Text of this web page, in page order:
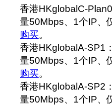
香港HKglobalC-
量50Mbps、1个IP、
购买。
香港HKglobalA-SP1
量50Mbps、1个IP、
购买。
香港HKglobalA-SP2
量50Mbps、1个IP、